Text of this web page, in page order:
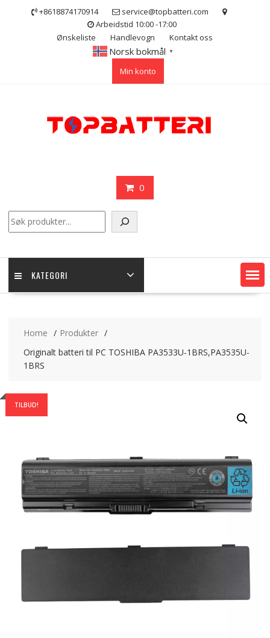
+8618874170914
service@topbatteri.com
Arbeidstid 10:00 -17:00
Ønskeliste
Handlevogn Kontakt oss
Norsk bokmål ▼
Min konto
0
KATEGORI
Home
Produkter
Originalt batteri til PC TOSHIBA PA3533U-1BRS,PA3535U-
1BRS
TILBUD!